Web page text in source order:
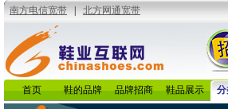
首页 鞋的品牌 品牌招商 鞋品展示